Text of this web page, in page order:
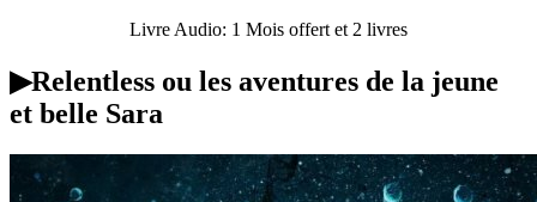
Livre Audio: 1 Mois offert et 2 livres
▶︎Relentless ou les aventures de la jeune
et belle Sara